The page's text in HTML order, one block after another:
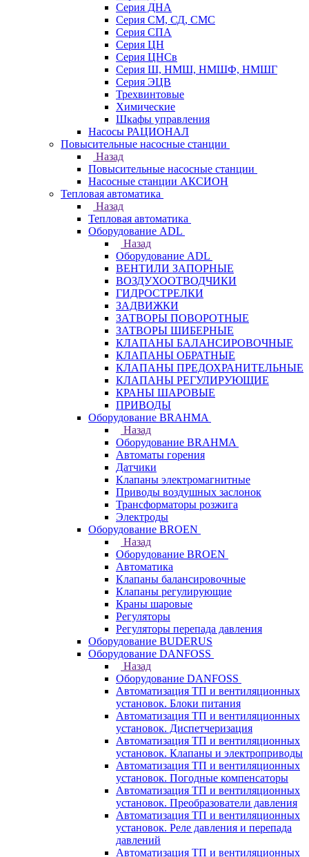
Серия ДНА
Серия СМ, СД, СМС
Серия СПА
Серия ЦН
Серия ЦНСв
Серия Ш, НМШ, НМШФ, НМШГ
Серия ЭЦВ
Трехвинтовые
Химические
Шкафы управления
Насосы РАЦИОНАЛ
Повысительные насосные станции
Назад
Повысительные насосные станции
Насосные станции АКСИОН
Тепловая автоматика
Назад
Тепловая автоматика
Оборудование ADL
Назад
Оборудование ADL
ВЕНТИЛИ ЗАПОРНЫЕ
ВОЗДУХООТВОДЧИКИ
ГИДРОСТРЕЛКИ
ЗАДВИЖКИ
ЗАТВОРЫ ПОВОРОТНЫЕ
ЗАТВОРЫ ШИБЕРНЫЕ
КЛАПАНЫ БАЛАНСИРОВОЧНЫЕ
КЛАПАНЫ ОБРАТНЫЕ
КЛАПАНЫ ПРЕДОХРАНИТЕЛЬНЫЕ
КЛАПАНЫ РЕГУЛИРУЮЩИЕ
КРАНЫ ШАРОВЫЕ
ПРИВОДЫ
Оборудование BRAHMA
Назад
Оборудование BRAHMA
Автоматы горения
Датчики
Клапаны электромагнитные
Приводы воздушных заслонок
Трансформаторы розжига
Электроды
Оборудование BROEN
Назад
Оборудование BROEN
Автоматика
Клапаны балансировочные
Клапаны регулирующие
Краны шаровые
Регуляторы
Регуляторы перепада давления
Оборудование BUDERUS
Оборудование DANFOSS
Назад
Оборудование DANFOSS
Автоматизация ТП и вентиляционных
установок. Блоки питания
Автоматизация ТП и вентиляционных
установок. Диспетчеризация
Автоматизация ТП и вентиляционных
установок. Клапаны и электроприводы
Автоматизация ТП и вентиляционных
установок. Погодные компенсаторы
Автоматизация ТП и вентиляционных
установок. Преобразователи давления
Автоматизация ТП и вентиляционных
установок. Реле давления и перепада
давлений
Автоматизация ТП и вентиляционных